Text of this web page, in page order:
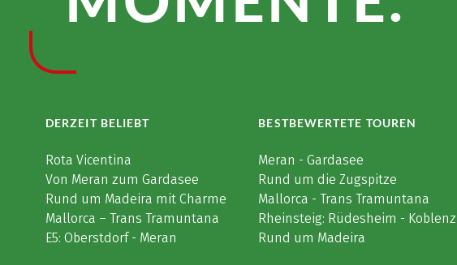
DERZEIT BELIEBT
Rota Vicentina
Von Meran zum Gardasee
Rund um Madeira mit Charme
Mallorca – Trans Tramuntana
E5: Oberstdorf - Meran
BESTBEWERTETE TOUREN
Meran - Gardasee
Rund um die Zugspitze
Mallorca - Trans Tramuntana
Rheinsteig: Rüdesheim - Koblenz
Rund um Madeira